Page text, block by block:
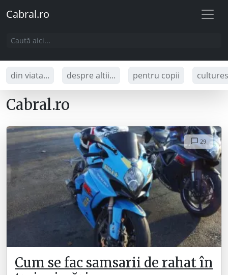
Cabral.ro
din viata... despre altii... pentru copii
Cabral.ro
29
Cum se fac samsarii de rahat în